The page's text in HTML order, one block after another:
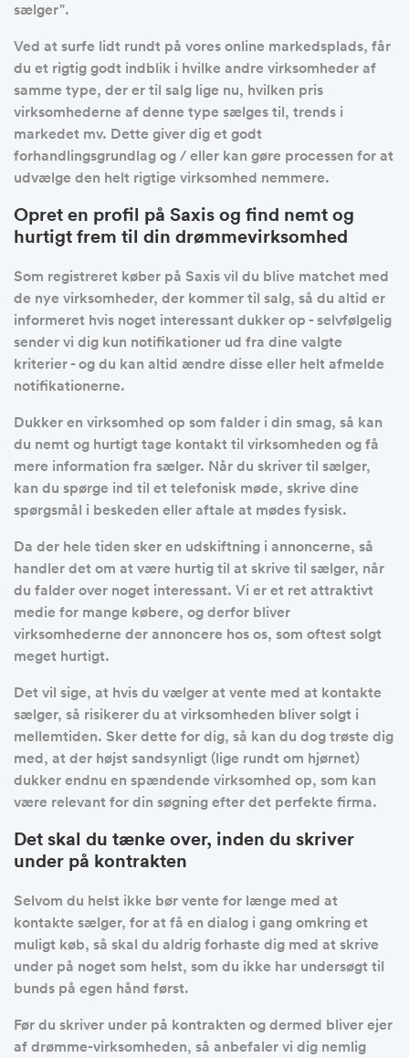
sælger".
Ved at surfe lidt rundt på vores online markedsplads, får
du et rigtig godt indblik i hvilke andre virksomheder af
samme type, der er til salg lige nu, hvilken pris
virksomhederne af denne type sælges til, trends i
markedet mv. Dette giver dig et godt
forhandlingsgrundlag og / eller kan gøre processen for at
udvælge den helt rigtige virksomhed nemmere.
Opret en profil på Saxis og find nemt og
hurtigt frem til din drømmevirksomhed
Som registreret køber på Saxis vil du blive matchet med
de nye virksomheder, der kommer til salg, så du altid er
informeret hvis noget interessant dukker op - selvfølgelig
sender vi dig kun notifikationer ud fra dine valgte
kriterier - og du kan altid ændre disse eller helt afmelde
notifikationerne.
Dukker en virksomhed op som falder i din smag, så kan
du nemt og hurtigt tage kontakt til virksomheden og få
mere information fra sælger. Når du skriver til sælger,
kan du spørge ind til et telefonisk møde, skrive dine
spørgsmål i beskeden eller aftale at mødes fysisk.
Da der hele tiden sker en udskiftning i annoncerne, så
handler det om at være hurtig til at skrive til sælger, når
du falder over noget interessant. Vi er et ret attraktivt
medie for mange købere, og derfor bliver
virksomhederne der annoncere hos os, som oftest solgt
meget hurtigt.
Det vil sige, at hvis du vælger at vente med at kontakte
sælger, så risikerer du at virksomheden bliver solgt i
mellemtiden. Sker dette for dig, så kan du dog trøste dig
med, at der højst sandsynligt (lige rundt om hjørnet)
dukker endnu en spændende virksomhed op, som kan
være relevant for din søgning efter det perfekte firma.
Det skal du tænke over, inden du skriver
under på kontrakten
Selvom du helst ikke bør vente for længe med at
kontakte sælger, for at få en dialog i gang omkring et
muligt køb, så skal du aldrig forhaste dig med at skrive
under på noget som helst, som du ikke har undersøgt til
bunds på egen hånd først.
Før du skriver under på kontrakten og dermed bliver ejer
af drømme-virksomheden, så anbefaler vi dig nemlig